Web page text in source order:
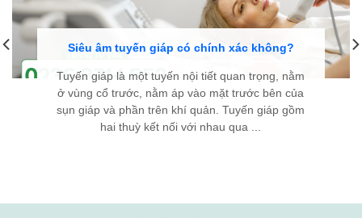
Siêu âm tuyến giáp có chính xác không?
Tuyến giáp là một tuyến nội tiết quan trọng, nằm
ở vùng cổ trước, nằm áp vào mặt trước bên của
sụn giáp và phần trên khí quản. Tuyến giáp gồm
hai thuỳ kết nối với nhau qua ...